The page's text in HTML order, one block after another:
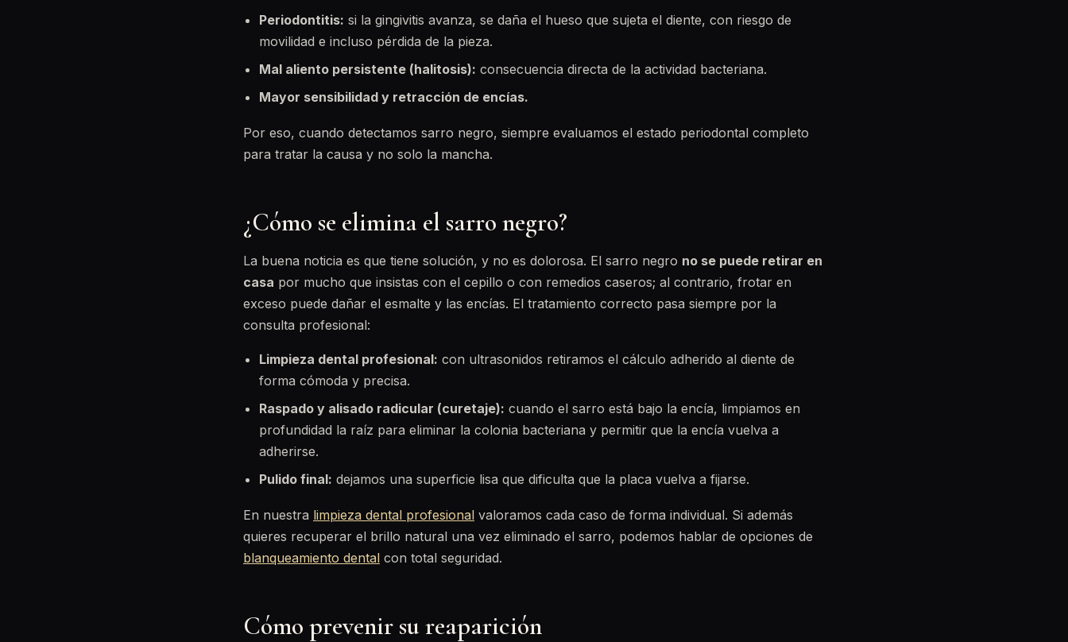
Periodontitis: si la gingivitis avanza, se daña el hueso que sujeta el diente, con riesgo de
movilidad e incluso pérdida de la pieza.
Mal aliento persistente (halitosis): consecuencia directa de la actividad bacteriana.
Mayor sensibilidad y retracción de encías.
Por eso, cuando detectamos sarro negro, siempre evaluamos el estado periodontal completo
para tratar la causa y no solo la mancha.
¿Cómo se elimina el sarro negro?
La buena noticia es que tiene solución, y no es dolorosa. El sarro negro no se puede retirar en
casa por mucho que insistas con el cepillo o con remedios caseros; al contrario, frotar en
exceso puede dañar el esmalte y las encías. El tratamiento correcto pasa siempre por la
consulta profesional:
Limpieza dental profesional: con ultrasonidos retiramos el cálculo adherido al diente de
forma cómoda y precisa.
Raspado y alisado radicular (curetaje): cuando el sarro está bajo la encía, limpiamos en
profundidad la raíz para eliminar la colonia bacteriana y permitir que la encía vuelva a
adherirse.
Pulido final: dejamos una superficie lisa que dificulta que la placa vuelva a fijarse.
En nuestra limpieza dental profesional valoramos cada caso de forma individual. Si además
quieres recuperar el brillo natural una vez eliminado el sarro, podemos hablar de opciones de
blanqueamiento dental con total seguridad.
Cómo prevenir su reaparición